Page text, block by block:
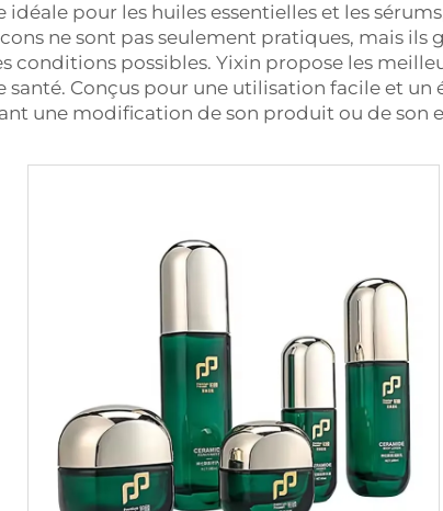
pour les huiles essentielles et les
ne sont pas seulement pratiques, mais ils
conditions possibles. Yixin propose les
Conçus pour une utilisation facile et
une modification de son produit ou de son